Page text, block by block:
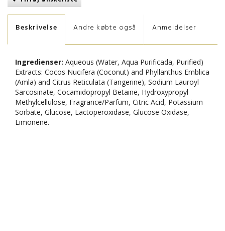
Beskrivelse Andre købte også Anmeldelser
Ingredienser: Aqueous (Water, Aqua Purificada, Purified)
Extracts: Cocos Nucifera (Coconut) and Phyllanthus Emblica
(Amla) and Citrus Reticulata (Tangerine), Sodium Lauroyl
Sarcosinate, Cocamidopropyl Betaine, Hydroxypropyl
Methylcellulose, Fragrance/Parfum, Citric Acid, Potassium
Sorbate, Glucose, Lactoperoxidase, Glucose Oxidase,
Limonene.